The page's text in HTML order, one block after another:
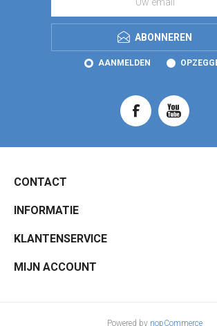
ABONNEREN
AANMELDEN
CONTACT
INFORMATIE
KLANTENSERVICE
MIJN ACCOUNT
Powered by nopCommerce